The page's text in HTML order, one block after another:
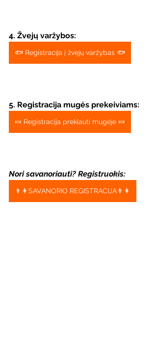
4. Žvejų varžybos:
🐟 Registracija į žvejų varžybas 🐟
5. Registracija mugės prekeiviams:
🍬 Registracija prekiauti mugėje 🍬
Nori savanoriauti? Registruokis:
👨👩SAVANORIO REGISTRACIJA👨👩